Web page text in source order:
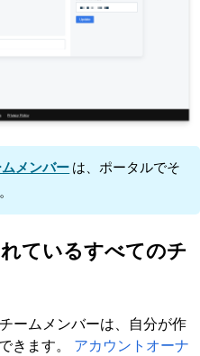
メンバー は、ポータルでそ
ているすべてのチ
ームメンバーは、自分が作
きます。 アカウントオーナ